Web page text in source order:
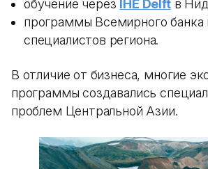
обучение через IHE Delftв
программы Всемирного банка
специалистов региона.
В отличие от бизнеса, многие
программы создавались
проблем Центральной Азии.